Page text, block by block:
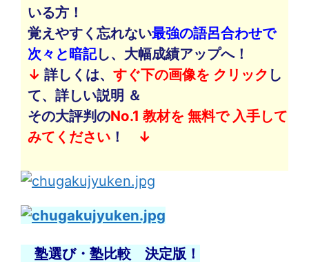
いる方！
覚えやすく忘れない最強の語呂合わせで
次々と暗記し、大幅成績アップへ！
↓ 詳しくは、 すぐ下の画像を クリック し
て、詳しい説明 ＆
その大評判のNo.1 教材を 無料で 入手して
みてください ！ ↓
塾選び・塾比較 決定版！